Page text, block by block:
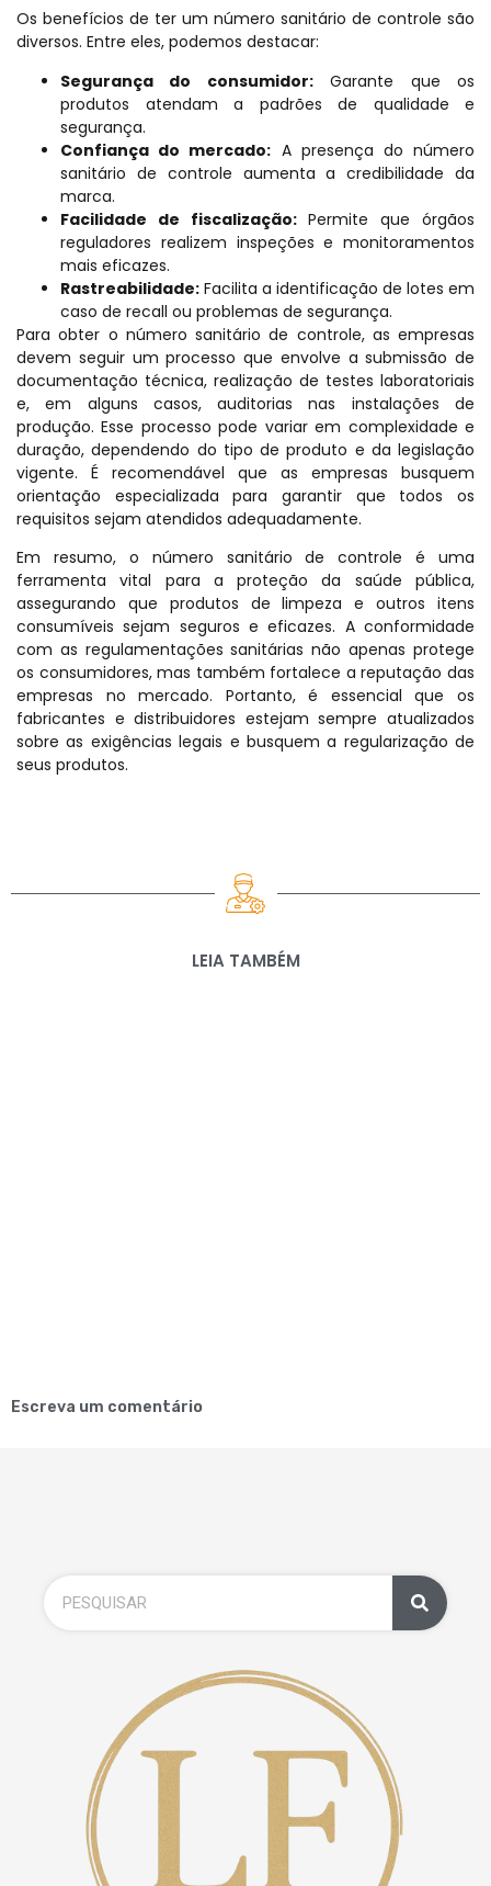
Os benefícios de ter um número sanitário de controle são
diversos. Entre eles, podemos destacar:
Segurança do consumidor:Garante que os
produtos atendam a padrões de qualidade e
segurança.
Confiança do mercado: A presença do número
sanitário de controle aumenta a credibilidade da
marca.
Facilidade de fiscalização:Permite que órgãos
reguladores realizem inspeções e monitoramentos
mais eficazes.
Rastreabilidade: Facilita a identificação de lotes em
caso de recall ou problemas de segurança.
Para obter o número sanitário de controle, as empresas
devem seguir um processo que envolve a submissão de
documentação técnica, realização de testes laboratoriais
e, em alguns casos, auditorias nas instalações de
produção. Esse processo pode variar em complexidade e
duração, dependendo do tipo de produto e da legislação
vigente. É recomendável que as empresas busquem
orientação especializada para garantir que todos os
requisitos sejam atendidos adequadamente.
Em resumo, o número sanitário de controle é uma
ferramenta vital para a proteção da saúde pública,
assegurando que produtos de limpeza e outros itens
consumíveis sejam seguros e eficazes. A conformidade
com as regulamentações sanitárias não apenas protege
os consumidores, mas também fortalece a reputação das
empresas no mercado. Portanto, é essencial que os
fabricantes e distribuidores estejam sempre atualizados
sobre as exigências legais e busquem a regularização de
seus produtos.
LEIA TAMBÉM
Escreva um comentário